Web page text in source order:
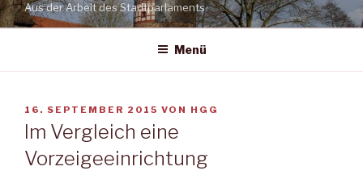
Aus der Arbeit des Stadtparlaments
Menü
VERÖFFENTLICHT
AM
16. SEPTEMBER 2015 VON HGG
Im Vergleich eine
Vorzeigeeinrichtung